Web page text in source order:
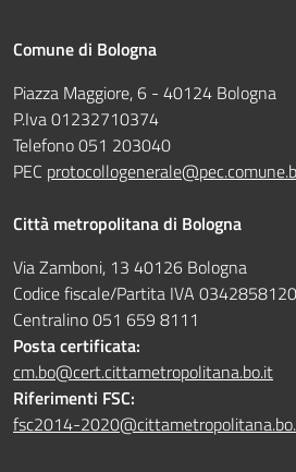
Comune di Bologna
Piazza Maggiore, 6 - 40124 Bologna
P.Iva 01232710374
Telefono 051 203040
PEC
Città metropolitana di Bologna
Via Zamboni, 13 40126 Bologna
Codice fiscale/Partita IVA
Centralino 051 659 8111
Posta certificata:
cm.bo@cert.cittametropolitana.bo.it
Riferimenti FSC:
fsc2014-